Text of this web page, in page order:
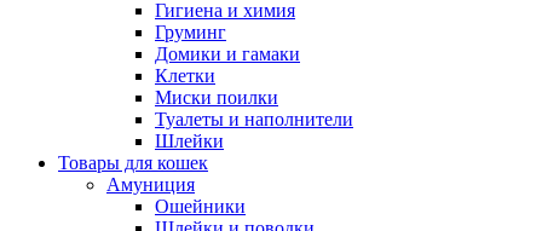
Гигиена и химия
Груминг
Домики и гамаки
Клетки
Миски поилки
Туалеты и наполнители
Шлейки
Товары для кошек
Амуниция
Ошейники